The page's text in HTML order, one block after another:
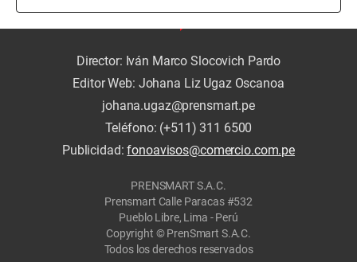
Director: Iván Marco Slocovich Pardo
Editor Web: Johana Liz Ugaz Oscanoa
johana.ugaz@prensmart.pe
Teléfono: (+511) 311 6500
Publicidad:fonoavisos@comercio.com.pe
PRENSMART S.A.C.
Prensmart Calle Paracas #532
Pueblo Libre, Lima - Perú
Copyright © PrenSmart S.A.C.
Todos los derechos reservados